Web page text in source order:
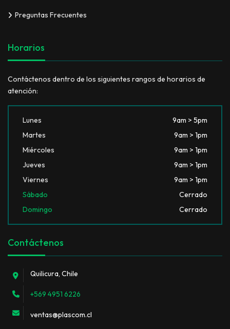
Preguntas Frecuentes
Horarios
Contáctenos dentro de los siguientes rangos de horarios de
atención:
Lunes
9am > 5pm
Martes
9am > 1pm
Miércoles
9am > 1pm
Jueves
9am > 1pm
Viernes
9am > 1pm
Sábado
Cerrado
Domingo
Cerrado
Contáctenos
Quilicura, Chile
+569 4951 6226
ventas@plascom.cl